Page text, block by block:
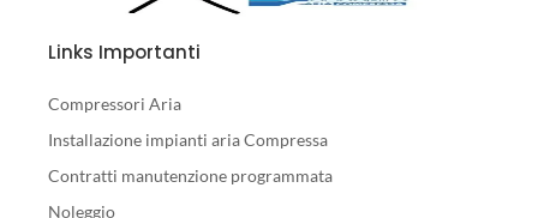
Links Importanti
Compressori Aria
Installazione impianti aria Compressa
Contratti manutenzione programmata
Noleggio